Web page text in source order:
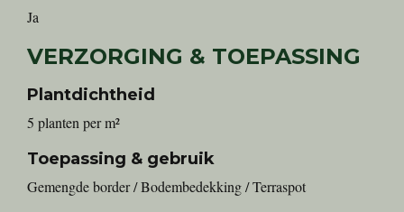
Ja
VERZORGING & TOEPASSING
Plantdichtheid
5 planten per m²
Toepassing & gebruik
Gemengde border / Bodembedekking / Terraspot